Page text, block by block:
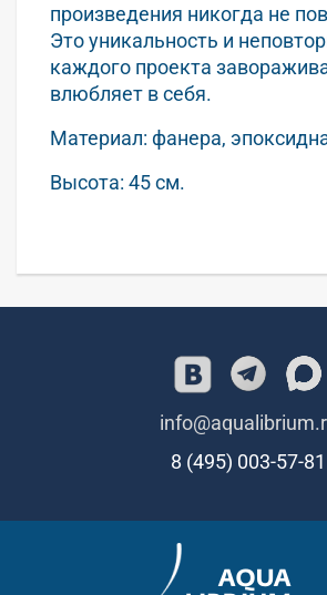
произведения никогда не
Это уникальность и
каждого проекта
влюбляет в себя.
Материал: фанера,
Высота: 45 см.
8 (495) 003-57-81